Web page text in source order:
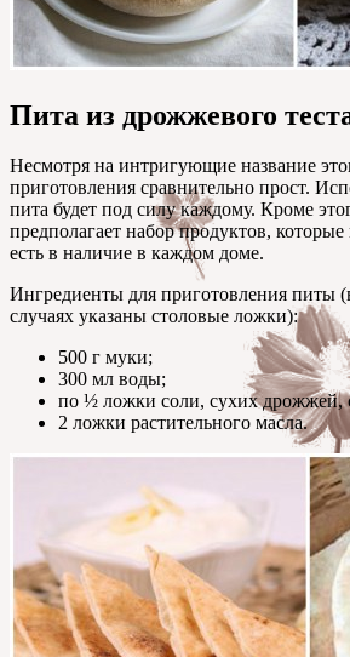
Пита из дрожжевого
Несмотря на интригующие название
приготовления сравнительно прост.
пита будет под силу каждому. Кроме
предполагает набор продуктов, которые
есть в наличие в каждом доме.
Ингредиенты для приготовления питы
случаях указаны столовые ложки):
500 г муки;
300 мл воды;
по ½ ложки соли, сухих дрожжей,
2 ложки растительного масла.